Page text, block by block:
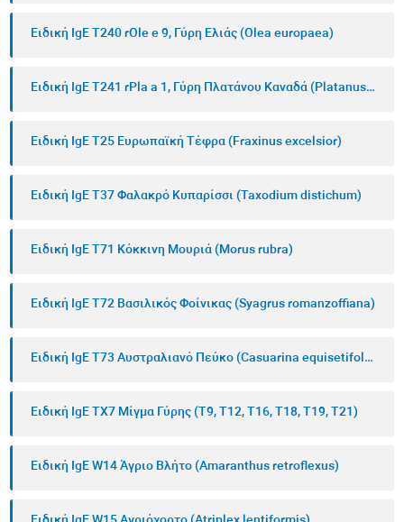
Ειδική IgE T240 rOle e 9, Γύρη Ελιάς (Olea europaea)
Ειδική IgE T241 rPla a 1, Γύρη Πλατάνου Καναδά (Platanus acerifolia)
Ειδική IgE T25 Ευρωπαϊκή Τέφρα (Fraxinus excelsior)
Ειδική IgE T37 Φαλακρό Κυπαρίσσι (Taxodium distichum)
Ειδική IgE T71 Κόκκινη Μουριά (Morus rubra)
Ειδική IgE T72 Βασιλικός Φοίνικας (Syagrus romanzoffiana)
Ειδική IgE T73 Αυστραλιανό Πεύκο (Casuarina equisetifolia)
Ειδική IgE TX7 Μίγμα Γύρης (Τ9, T12, T16, T18, T19, T21)
Ειδική IgE W14 Άγριο Βλήτο (Amaranthus retroflexus)